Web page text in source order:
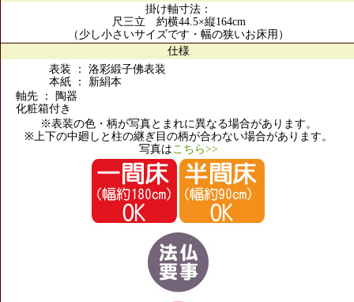
掛け軸寸法：
尺三立 約横44.5×縦164cm
（少し小さいサイズです・幅の狭いお床用）
仕様
表装 ： 洛彩緞子佛表装
本紙 ： 新絹本
軸先 ： 陶器
化粧箱付き
※表装の色・柄が写真とまれに異なる場合があります。
※上下の中廻しと柱の継ぎ目の柄が合わない場合があります。
写真はこちら>>